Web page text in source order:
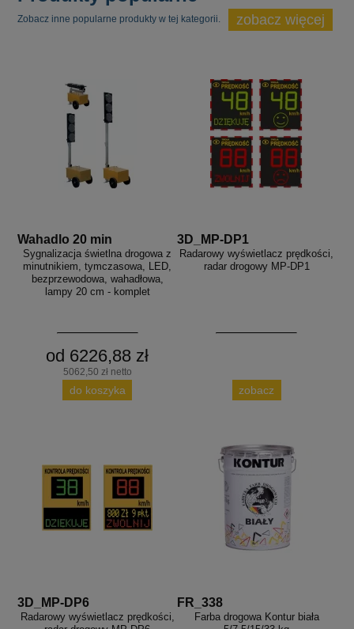
Zobacz inne popularne produkty w tej kategorii. zobacz więcej
Wahadlo 20 min
Sygnalizacja świetlna drogowa z
minutnikiem, tymczasowa, LED,
bezprzewodowa, wahadłowa,
lampy 20 cm - komplet
od 6226,88 zł
5062,50 zł netto
do koszyka
3D_MP-DP1
Radarowy wyświetlacz prędkości,
radar drogowy MP-DP1
zobacz
3D_MP-DP6
Radarowy wyświetlacz prędkości,
FR_338
Farba drogowa Kontur biała